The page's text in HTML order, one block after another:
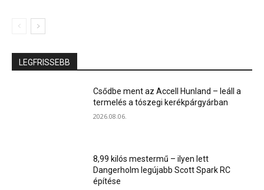
LEGFRISSEBB
Csődbe ment az Accell Hunland – leáll a
termelés a tószegi kerékpárgyárban
2026.08.06.
8,99 kilós mestermű – ilyen lett
Dangerholm legújabb Scott Spark RC
építése